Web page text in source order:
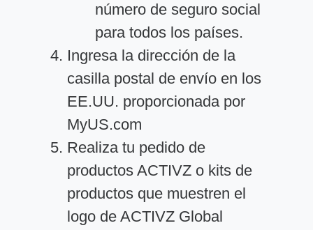
número de seguro social
para todos los países.
Ingresa la dirección de la
casilla postal de envío en los
EE.UU. proporcionada por
MyUS.com
Realiza tu pedido de
productos ACTIVZ o kits de
productos que muestren el
logo de ACTIVZ Global